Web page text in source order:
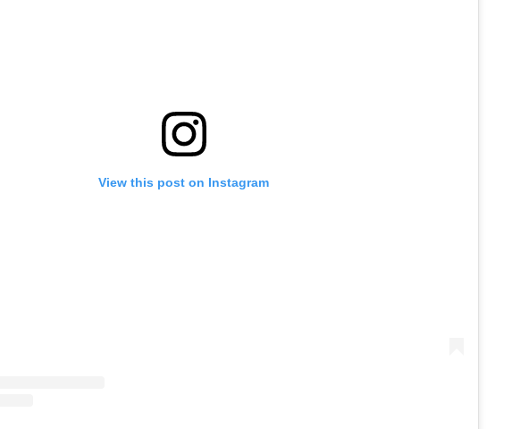
View this post on Instagram